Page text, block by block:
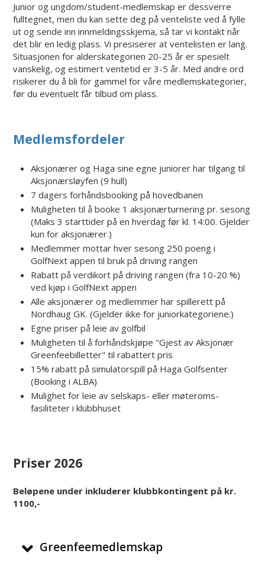
Junior og ungdom/student-medlemskap er dessverre
fulltegnet, men du kan sette deg på venteliste ved å fylle
ut og sende inn innmeldingsskjema, så tar vi kontakt når
det blir en ledig plass. Vi presiserer at ventelisten er lang.
Situasjonen for alderskategorien 20-25 år er spesielt
vanskelig, og estimert ventetid er 3-5 år. Med andre ord
risikerer du å bli for gammel for våre medlemskategorier,
før du eventuelt får tilbud om plass.
Medlemsfordeler
Aksjonærer og Haga sine egne juniorer har tilgang til
Aksjonærsløyfen (9 hull)
7 dagers forhåndsbooking på hovedbanen
Muligheten til å booke 1 aksjonærturnering pr. sesong
(Maks 3 starttider på en hverdag før kl. 14:00. Gjelder
kun for aksjonærer.)
Medlemmer mottar hver sesong 250 poeng i
GolfNext appen til bruk på driving rangen
Rabatt på verdikort på driving rangen (fra 10-20 %)
ved kjøp i GolfNext appen
Alle aksjonærer og medlemmer har spillerett på
Nordhaug GK. (Gjelder ikke for juniorkategoriene.)
Egne priser på leie av golfbil
Muligheten til å forhåndskjøpe "Gjest av Aksjonær
Greenfeebilletter" til rabattert pris
15% rabatt på simulatorspill på Haga Golfsenter
(Booking i ALBA)
Mulighet for leie av selskaps- eller møteroms-
fasiliteter i klubbhuset
Priser 2026
Beløpene under inkluderer klubbkontingent på kr.
1100,-
Greenfeemedlemskap